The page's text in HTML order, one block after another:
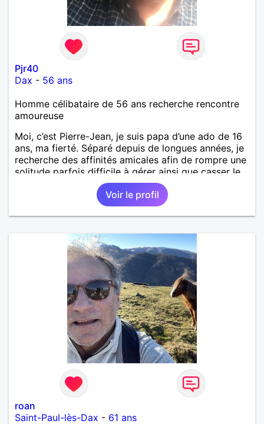
Pjr40
Dax - 56 ans
Homme célibataire de 56 ans recherche rencontre
amoureuse
Moi, c’est Pierre-Jean, je suis papa d’une ado de 16
ans, ma fierté. Séparé depuis de longues années, je
recherche des affinités amicales afin de rompre une
solitude parfois difficile à gérer ainsi que casser le
vague à l’âme. L’amitié reste extrêmement
importante à mes yeux mais peut se décliner en des
sentiments plus puissants. « Le temps fera son
œuvre » disait Arthur Schopenhauer, philosophe
autant être trop locace. Je suis bourré de qualités
avec très peu de défauts. Je suis altruiste,
bienveillant, empathique, attentionné, honnête,
respectueux, doux de caractère et compréhensif : je
laisse « glisser » beaucoup de choses. Mais ne vous
m’éprenez pas Mesdames, si une personne que
j’aime me trahit une fois, il n’y aura pas de seconde
chance et je l’effacerai à « vitam eternam ».
Néanmoins, je suis un tout petit peu maniaque ainsi
qu’impatient. J’essaye de faire des efforts. Rien de
bien dramatique ! Du moins je le pense……Je suis un
homme facile à vivre. À vous si vous le souhaitez,
d’apprendre à me connaître davantage. J’en serai
ravi….A très bientôt je l’espère.
Voir le profil
roan
Saint-Paul-lès-Dax - 61 ans